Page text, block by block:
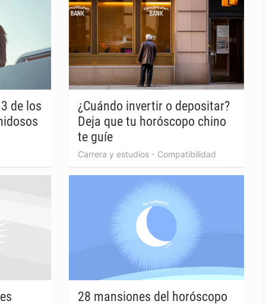
de los
¿Cuándo invertir o depositar?
Deja que tu horóscopo chino
te guíe
Carrera y estudios - Compatibilidad
28 mansiones del horóscopo